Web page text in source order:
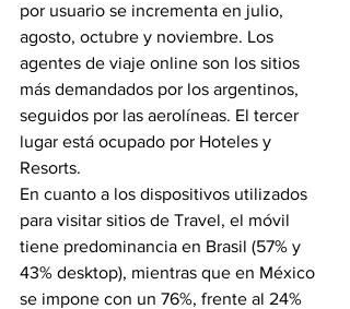
por usuario se incrementa en julio,
agosto, octubre y noviembre. Los
agentes de viaje online son los sitios
más demandados por los argentinos,
seguidos por las aerolíneas. El tercer
lugar está ocupado por Hoteles y
Resorts.
En cuanto a los dispositivos utilizados
para visitar sitios de Travel, el móvil
tiene predominancia en Brasil (57% y
43% desktop), mientras que en México
se impone con un 76%, frente al 24%